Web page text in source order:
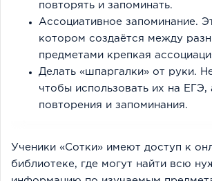
повторять и запоминать.
Ассоциативное запоминание.
котором создаётся между
предметами крепкая
Делать «шпаргалки» от руки.
чтобы использовать их на ЕГЭ,
повторения и запоминания.
Ученики «Сотки» имеют доступ к
библиотеке, где могут найти всю